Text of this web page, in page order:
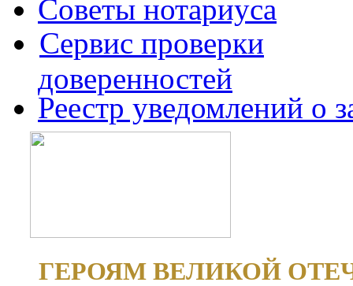
Советы нотариуса
Сервис проверки
доверенностей
Реестр уведомлений о
ГЕРОЯМ ВЕЛИКОЙ